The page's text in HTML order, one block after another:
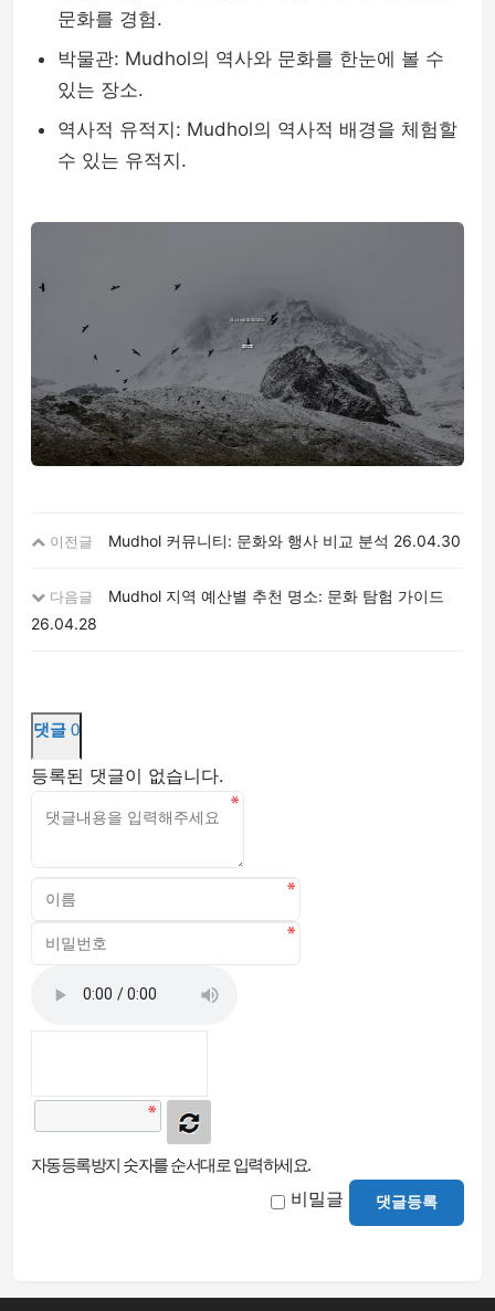
문화를 경험.
박물관: Mudhol의 역사와 문화를 한눈에 볼 수
있는 장소.
역사적 유적지: Mudhol의 역사적 배경을 체험할
수 있는 유적지.
이전글 Mudhol 커뮤니티: 문화와 행사 비교 분석 26.04.30
다음글
Mudhol 지역 예산별 추천 명소: 문화 탐험 가이드
26.04.28
댓글 0
등록된 댓글이 없습니다.
자동등록방지 숫자를 순서대로 입력하세요.
비밀글 댓글등록